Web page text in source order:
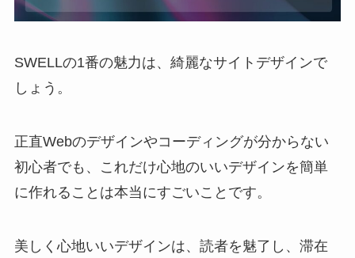
SWELLの1番の魅力は、綺麗なサイトデザインで
しょう。
正直Webのデザインやコーディングが分からない
初心者でも、これだけ心地のいいデザインを簡単
に作れることは本当にすごいことです。
美しく心地いいデザインは、読者を魅了し、滞在